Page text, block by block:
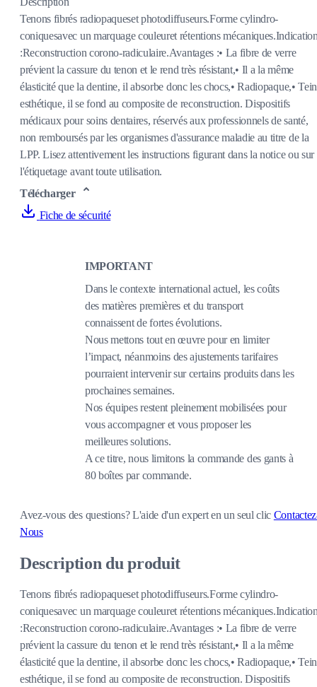
Tenons fibrés radiopaqueset photodiffuseurs.Forme cylindro-
coniquesavec un marquage couleuret rétentions
:Reconstruction corono-radiculaire.Avantages :• La fibre de verre
prévient la cassure du tenon et le rend très résistant,• Il a la même
élasticité que la dentine, il absorbe donc les chocs,• Radiopaque,•
esthétique, il se fond au composite de reconstruction. Dispositifs
médicaux pour soins dentaires, réservés aux professionnels de santé,
non remboursés par les organismes d'assurance maladie au titre de la
LPP. Lisez attentivement les instructions figurant dans la notice ou sur
l'étiquetage avant toute utilisation.
Télécharger
Fiche de sécurité
IMPORTANT
Dans le contexte international actuel, les coûts
des matières premières et du transport
connaissent de fortes évolutions.
Nous mettons tout en œuvre pour en limiter
l’impact, néanmoins des ajustements tarifaires
pourraient intervenir sur certains produits dans les
prochaines semaines.
Nos équipes restent pleinement mobilisées pour
vous accompagner et vous proposer les
meilleures solutions.
A ce titre, nous limitons la commande des gants à
80 boîtes par commande.
Avez-vous des questions?L'aide d'un expert en un seul clic
Nous
Description du produit
Tenons fibrés radiopaqueset photodiffuseurs.Forme cylindro-
coniquesavec un marquage couleuret rétentions
:Reconstruction corono-radiculaire.Avantages :• La fibre de verre
prévient la cassure du tenon et le rend très résistant,• Il a la même
élasticité que la dentine, il absorbe donc les chocs,• Radiopaque,•
esthétique, il se fond au composite de reconstruction. Dispositifs